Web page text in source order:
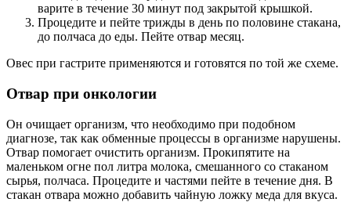
варите в течение 30 минут под закрытой крышкой.
Процедите и пейте трижды в день по половине стакана,
до полчаса до еды. Пейте отвар месяц.
Овес при гастрите применяются и готовятся по той же схеме.
Отвар при онкологии
Он очищает организм, что необходимо при подобном
диагнозе, так как обменные процессы в организме нарушены.
Отвар помогает очистить организм. Прокипятите на
маленьком огне пол литра молока, смешанного со стаканом
сырья, полчаса. Процедите и частями пейте в течение дня. В
стакан отвара можно добавить чайную ложку меда для вкуса.